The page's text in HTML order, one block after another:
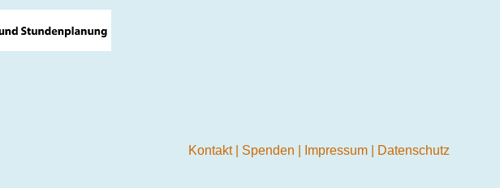
Kontakt Spenden Impressum Datenschutz